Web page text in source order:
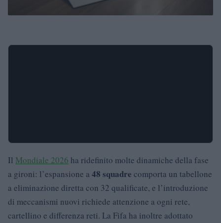
Il Mondiale 2026 ha ridefinito molte dinamiche della fase
a gironi: l’espansione a 48 squadre comporta un tabellone
a eliminazione diretta con 32 qualificate, e l’introduzione
di meccanismi nuovi richiede attenzione a ogni rete,
cartellino e differenza reti. La Fifa ha inoltre adottato